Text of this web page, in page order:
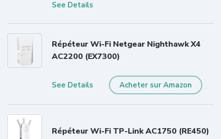
See Details
Répéteur Wi-Fi Netgear Nighthawk X4
AC2200 (EX7300)
See Details Acheter sur Amazon
Répéteur Wi-Fi TP-Link AC1750 (RE450)